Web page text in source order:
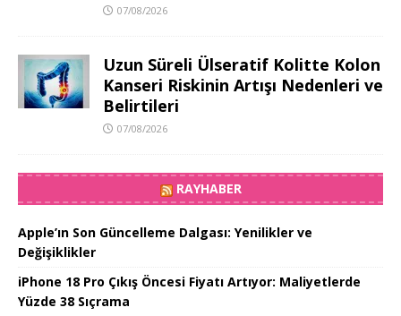
07/08/2026
Uzun Süreli Ülseratif Kolitte Kolon
Kanseri Riskinin Artışı Nedenleri ve
Belirtileri
07/08/2026
RAYHABER
Apple’ın Son Güncelleme Dalgası: Yenilikler ve
Değişiklikler
iPhone 18 Pro Çıkış Öncesi Fiyatı Artıyor: Maliyetlerde
Yüzde 38 Sıçrama